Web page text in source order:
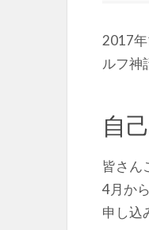
2017
ルフ神
自
皆さん
4月か
申し込